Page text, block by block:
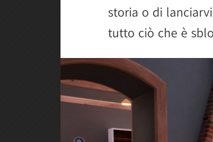
storia o di
tutto ciò che è